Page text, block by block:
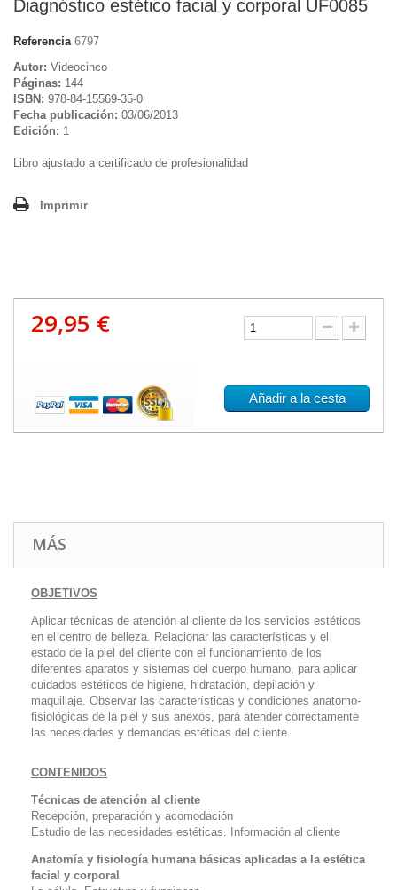
Diagnóstico estético facial y corporal UF0085
Referencia 6797
Autor: Videocinco
Páginas: 144
ISBN: 978-84-15569-35-0
Fecha publicación: 03/06/2013
Edición: 1
Libro ajustado a certificado de profesionalidad
Imprimir
29,95 €
Añadir a la cesta
MÁS
OBJETIVOS
Aplicar técnicas de atención al cliente de los servicios estéticos
en el centro de belleza. Relacionar las características y el
estado de la piel del cliente con el funcionamiento de los
diferentes aparatos y sistemas del cuerpo humano, para aplicar
cuidados estéticos de higiene, hidratación, depilación y
maquillaje. Observar las características y condiciones anatomo-
fisiológicas de la piel y sus anexos, para atender correctamente
las necesidades y demandas estéticas del cliente.
CONTENIDOS
Técnicas de atención al cliente
Recepción, preparación y acomodación
Estudio de las necesidades estéticas. Información al cliente
Anatomía y fisiología humana básicas aplicadas a la estética
facial y corporal